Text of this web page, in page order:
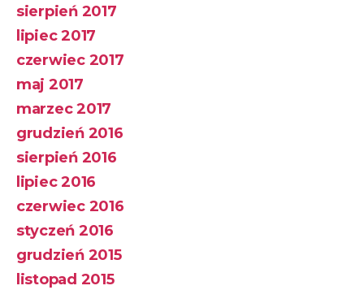
sierpień 2017
lipiec 2017
czerwiec 2017
maj 2017
marzec 2017
grudzień 2016
sierpień 2016
lipiec 2016
czerwiec 2016
styczeń 2016
grudzień 2015
listopad 2015